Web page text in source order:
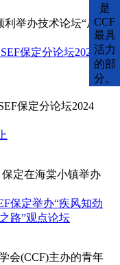
利举办技术论坛“从
保定分论坛2024
保定分论坛2024
保定在海棠小镇举办
保定举办“疾风知劲
路”观点论坛
会(CCF)主办的青年
是
CCF
最具
活力
的部
分。